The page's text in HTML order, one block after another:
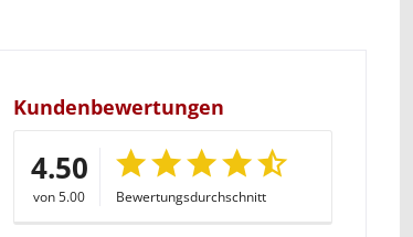
Kundenbewertungen
4.50
von 5.00 Bewertungsdurchschnitt